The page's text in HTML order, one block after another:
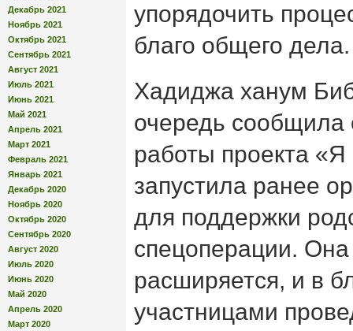
Декабрь 2021
Ноябрь 2021
Октябрь 2021
Сентябрь 2021
Август 2021
Июль 2021
Июнь 2021
Май 2021
Апрель 2021
Март 2021
Февраль 2021
Январь 2021
Декабрь 2020
Ноябрь 2020
Октябрь 2020
Сентябрь 2020
Август 2020
Июль 2020
Июнь 2020
Май 2020
Апрель 2020
Март 2020
упорядочить
благо общего дела.
Хадиджа ханум
очередь сообщила
работы проекта
запустила ранее
для поддержки
спецоперации. Она
расширяется, и в
участницами